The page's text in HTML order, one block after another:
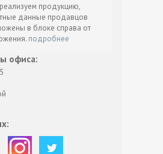
продукцию,
данные продавцов
в блоке справа от
подробнее
офиса: